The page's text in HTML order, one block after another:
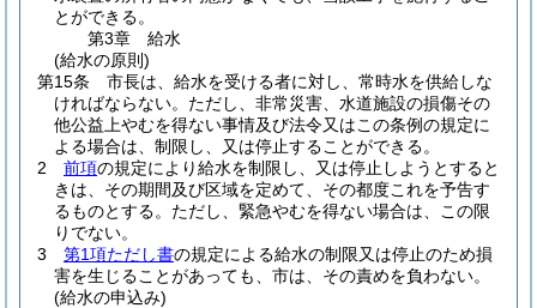
とができる。
第3章
給水
(給水の原則)
第15条
市長は、給水を受ける者に対し、常時水を供給しな
ければならない。 ただし、非常災害、水道施設の損傷その
他公益上やむを得ない事情及び法令又はこの条例の規定に
よる場合は、制限し、又は停止することができる。
2
前項の規定により給水を制限し、又は停止しようとすると
きは、その期間及び区域を定めて、その都度これを予告す
るものとする。 ただし、緊急やむを得ない場合は、この限
りでない。
3
第1項ただし書の規定による給水の制限又は停止のため損
害を生じることがあっても、市は、その責めを負わない。
(給水の申込み)